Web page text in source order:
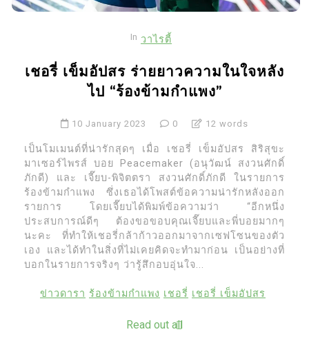
In วาไรตี้
เชอรี่ เข็มอัปสร ร่ายยาวความในใจหลัง
ไป “ร้องข้ามกำแพง”
10 January 2023 0 12 words
เป็นโมเมนต์ที่น่ารักสุดๆ เมื่อ เชอรี่ เข็มอัปสร สิริสุขะ
มาเซอร์ไพรส์ บอย Peacemaker (อนุวัฒน์ สงวนศักดิ์
ภักดี) และ เจี๊ยบ-พิจิตตรา สงวนศักดิ์ภักดี ในรายการ
ร้องข้ามกำแพง ซึ่งเธอได้โพสต์ข้อความน่ารักหลังออก
รายการ โดยเจี๊ยบได้พิมพ์ข้อความว่า “อีกหนึ่ง
ประสบการณ์ดีๆ ต้องขอขอบคุณเจี๊ยบและพี่บอยมากๆ
นะคะ ที่ทำให้เชอรี่กล้าก้าวออกมาจากเซฟโซนของตัว
เอง และได้ทำในสิ่งที่ไม่เคยคิดจะทำมาก่อน เป็นอย่างที่
บอกในรายการจริงๆ ว่ารู้สึกอบอุ่นใจ...
ข่าวดารา ร้องข้ามกำแพง เชอรี่ เชอรี่ เข็มอัปสร
Read out all